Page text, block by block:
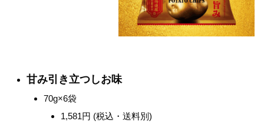
甘み引き立つしお味
70g×6袋
1,581円 (税込・送料別)